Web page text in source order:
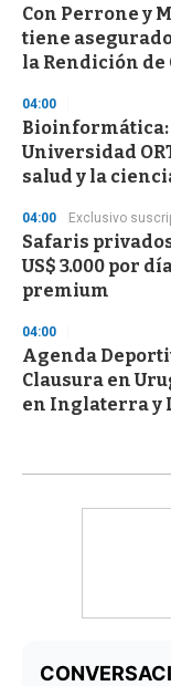
Con Perrone y
tiene
la Rendición de
04:00
Bioinformática:
Universidad
salud y la
04:00 Exclusivo
Safaris
US$ 3.000 por
premium
04:00
Agenda
Clausura en
en Inglaterra y